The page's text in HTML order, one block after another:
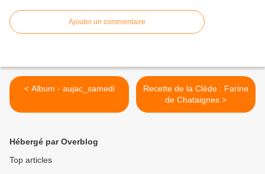
Ajouter un commentaire
< Album - aujac_samedi
Recette de la Clède : Farine
de Chataignes >
Hébergé par Overblog
Top articles